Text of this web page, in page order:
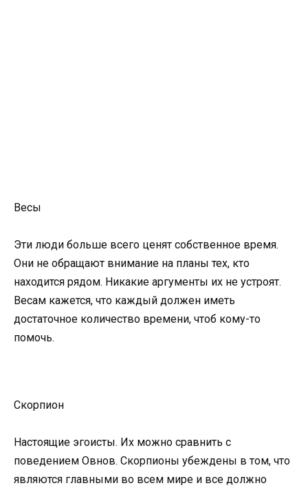
Весы
Эти люди больше всего ценят собственное время.
Они не обращают внимание на планы тех, кто
находится рядом. Никакие аргументы их не устроят.
Весам кажется, что каждый должен иметь
достаточное количество времени, чтоб кому-то
помочь.
Скорпион
Настоящие эгоисты. Их можно сравнить с
поведением Овнов. Скорпионы убеждены в том, что
являются главными во всем мире и все должно